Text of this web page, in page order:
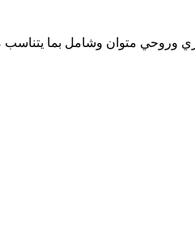
متوان وشامل بما يتناسب مع